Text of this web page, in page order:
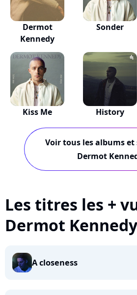
Dermot
Kennedy
Sonder
Kiss Me History
Voir tous les albums et
Dermot
Les titres les +
Dermot Kennedy
A closeness